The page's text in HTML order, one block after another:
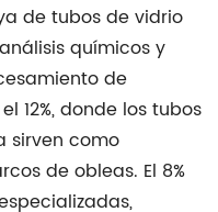
de tubos de vidrio
químicos y
de
12%, donde los tubos
sirven como
de obleas. El 8%